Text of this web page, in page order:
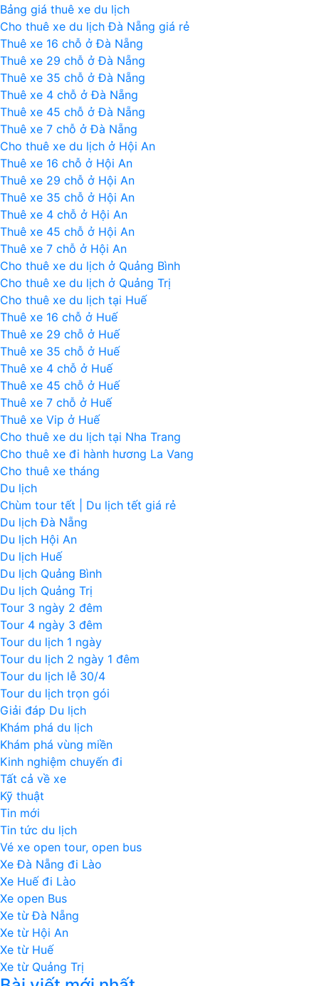
Bảng giá thuê xe du lịch
Cho thuê xe du lịch Đà Nẵng giá rẻ
Thuê xe 16 chỗ ở Đà Nẵng
Thuê xe 29 chỗ ở Đà Nẵng
Thuê xe 35 chỗ ở Đà Nẵng
Thuê xe 4 chỗ ở Đà Nẵng
Thuê xe 45 chỗ ở Đà Nẵng
Thuê xe 7 chỗ ở Đà Nẵng
Cho thuê xe du lịch ở Hội An
Thuê xe 16 chỗ ở Hội An
Thuê xe 29 chỗ ở Hội An
Thuê xe 35 chỗ ở Hội An
Thuê xe 4 chỗ ở Hội An
Thuê xe 45 chỗ ở Hội An
Thuê xe 7 chỗ ở Hội An
Cho thuê xe du lịch ở Quảng Bình
Cho thuê xe du lịch ở Quảng Trị
Cho thuê xe du lịch tại Huế
Thuê xe 16 chỗ ở Huế
Thuê xe 29 chỗ ở Huế
Thuê xe 35 chỗ ở Huế
Thuê xe 4 chỗ ở Huế
Thuê xe 45 chỗ ở Huế
Thuê xe 7 chỗ ở Huế
Thuê xe Vip ở Huế
Cho thuê xe du lịch tại Nha Trang
Cho thuê xe đi hành hương La Vang
Cho thuê xe tháng
Du lịch
Chùm tour tết | Du lịch tết giá rẻ
Du lịch Đà Nẵng
Du lịch Hội An
Du lịch Huế
Du lịch Quảng Bình
Du lịch Quảng Trị
Tour 3 ngày 2 đêm
Tour 4 ngày 3 đêm
Tour du lịch 1 ngày
Tour du lịch 2 ngày 1 đêm
Tour du lịch lễ 30/4
Tour du lịch trọn gói
Giải đáp Du lịch
Khám phá du lịch
Khám phá vùng miền
Kinh nghiệm chuyến đi
Tất cả về xe
Kỹ thuật
Tin mới
Tin tức du lịch
Vé xe open tour, open bus
Xe Đà Nẵng đi Lào
Xe Huế đi Lào
Xe open Bus
Xe từ Đà Nẵng
Xe từ Hội An
Xe từ Huế
Xe từ Quảng Trị